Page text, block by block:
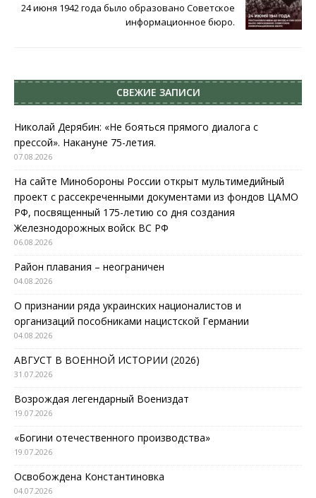
24 июня 1942 года было образовано Советское
информационное бюро.
СВЕЖИЕ ЗАПИСИ
Николай Дерябин: «Не бояться прямого диалога с
прессой». Накануне 75-летия.
07.08.2026
На сайте Минобороны России открыт мультимедийный
проект с рассекреченными документами из фондов ЦАМО
РФ, посвященный 175-летию со дня создания
Железнодорожных войск ВС РФ
06.08.2026
Район плавания – неограничен
04.08.2026
О признании ряда украинских националистов и
организаций пособниками нацистской Германии
04.08.2026
АВГУСТ В ВОЕННОЙ ИСТОРИИ (2026)
31.07.2026
Возрождая легендарный Воениздат
19.07.2026
«Богини отечественного производства»
19.07.2026
Освобождена Константиновка
04.07.2026